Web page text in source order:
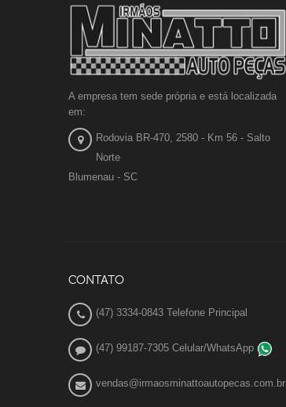
A empresa tem sede própria e está localizada
em:
Rodovia BR-470, 2580 - Km 56 - Salto
Norte
Blumenau - SC
CONTATO
(47) 3334-0843 Telefone Principal
(47) 99187-7305 Celular/WhatsApp
vendas@irmaosminattoautopecas.com.br